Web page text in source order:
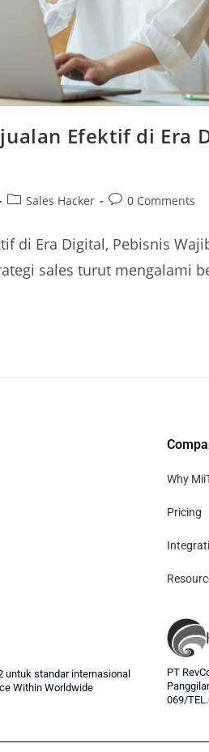
Efektif di Era
Sales Hacker 0 Comments
di Era Digital, Pebisnis
sales turut mengalami
Why
Pricing
untuk standar internasional
Within Worldwide
PT
069/